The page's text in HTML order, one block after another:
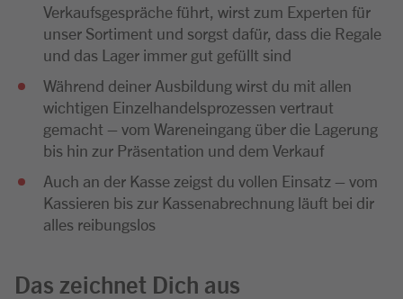
Verkaufsgespräche führt, wirst zum Experten für
unser Sortiment und sorgst dafür, dass die Regale
und das Lager immer gut gefüllt sind
Während deiner Ausbildung wirst du mit allen
wichtigen Einzelhandelsprozessen vertraut
gemacht – vom Wareneingang über die Lagerung
bis hin zur Präsentation und dem Verkauf
Auch an der Kasse zeigst du vollen Einsatz – vom
Kassieren bis zur Kassenabrechnung läuft bei dir
alles reibungslos
Das zeichnet Dich aus